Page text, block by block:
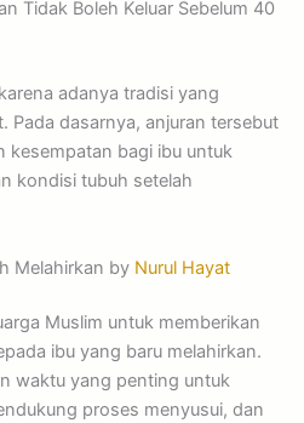
Tidak Boleh Keluar Sebelum 40
adanya tradisi yang
Pada dasarnya, anjuran tersebut
kesempatan bagi ibu untuk
kondisi tubuh setelah
Melahirkan by Nurul Hayat
Muslim untuk memberikan
ibu yang baru melahirkan.
waktu yang penting untuk
proses menyusui, dan